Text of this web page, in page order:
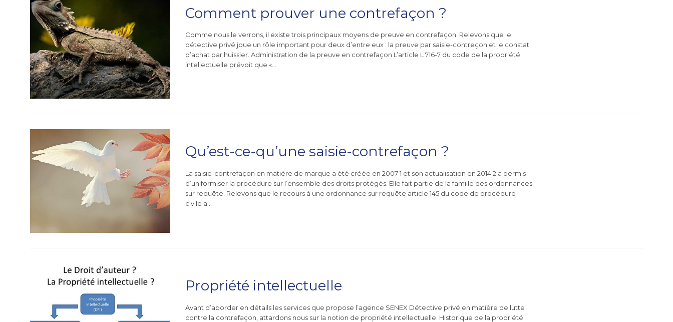
Comment prouver une contrefaçon ?
Comme nous le verrons, il existe trois principaux moyens de preuve en contrefaçon. Relevons que le
détective privé joue un rôle important pour deux d’entre eux : la preuve par saisie-contreçon et le constat
d’achat par huissier. Administration de la preuve en contrefaçon L’article L 716-7 du code de la propriété
intellectuelle prévoit que «…
Qu’est-ce-qu’une saisie-contrefaçon ?
La saisie-contrefaçon en matière de marque a été créée en 2007 1 et son actualisation en 2014 2 a permis
d’uniformiser la procédure sur l’ensemble des droits protégés. Elle fait partie de la famille des ordonnances
sur requête. Relevons que le recours à une ordonnance sur requête article 145 du code de procédure
civile a…
Propriété intellectuelle
Avant d’aborder en détails les services que propose l’agence SENEX Détective privé en matière de lutte
contre la contrefaçon, attardons nous sur la notion de propriété intellectuelle. Historique de la propriété